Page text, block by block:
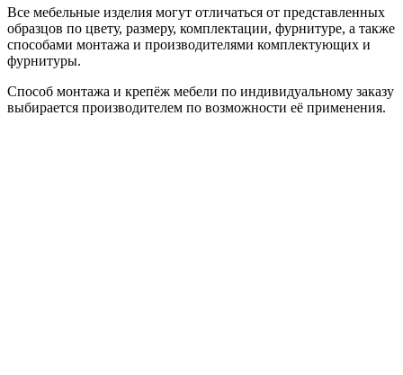
Все мебельные изделия могут отличаться от представленных
образцов по цвету, размеру, комплектации, фурнитуре, а также
способами монтажа и производителями комплектующих и
фурнитуры.
Способ монтажа и крепёж мебели по индивидуальному заказу
выбирается производителем по возможности её применения.